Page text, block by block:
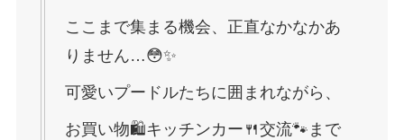
ここまで集まる機会、正直なかなかあ
りません…😳✨
可愛いプードルたちに囲まれながら、
お買い物🛍キッチンカー🍴交流🐾まで